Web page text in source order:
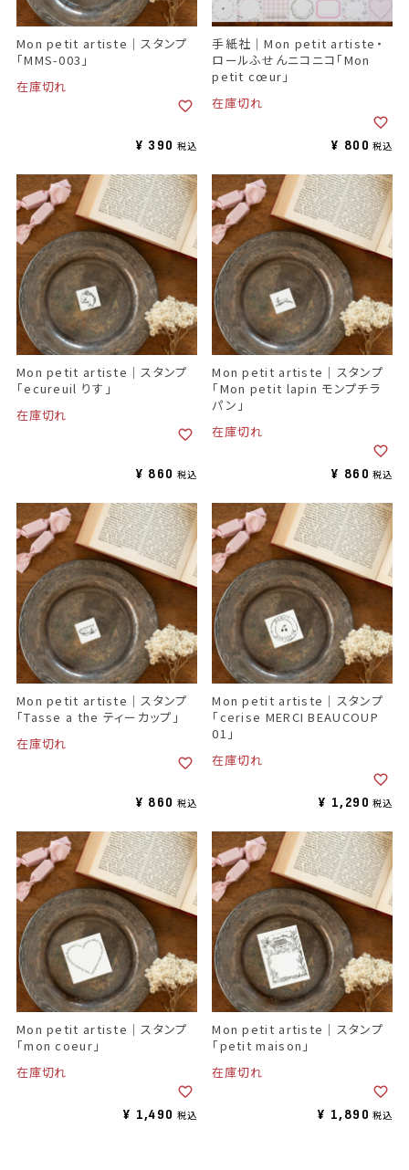
Mon petit artiste｜スタンプ
「MMS-003」
在庫切れ
¥ 390 税込
手紙社｜Mon petit artiste・
ロールふせんニコニコ「Mon
petit cœur」
在庫切れ
¥ 800 税込
Mon petit artiste｜スタンプ
「ecureuil りす」
在庫切れ
¥ 860 税込
Mon petit artiste｜スタンプ
「Mon petit lapin モンプチラ
パン」
在庫切れ
¥ 860 税込
Mon petit artiste｜スタンプ
「Tasse a the ティーカップ」
在庫切れ
¥ 860 税込
Mon petit artiste｜スタンプ
「cerise MERCI BEAUCOUP
01」
在庫切れ
¥ 1,290 税込
Mon petit artiste｜スタンプ
「mon coeur」
在庫切れ
¥ 1,490 税込
Mon petit artiste｜スタンプ
「petit maison」
在庫切れ
¥ 1,890 税込